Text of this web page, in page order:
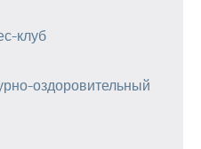
клуб
оздоровительный